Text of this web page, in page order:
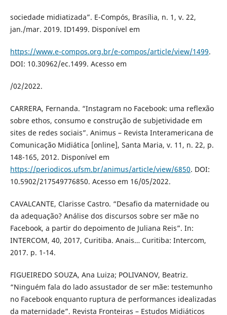
sociedade midiatizada”. E-Compós, Brasília, n. 1, v. 22,
jan./mar. 2019. ID1499. Disponível em
https://www.e-compos.org.br/e-compos/article/view/1499.
DOI: 10.30962/ec.1499. Acesso em
/02/2022.
CARRERA, Fernanda. “Instagram no Facebook: uma reflexão
sobre ethos, consumo e construção de subjetividade em
sites de redes sociais”. Animus – Revista Interamericana de
Comunicação Midiática [online], Santa Maria, v. 11, n. 22, p.
148-165, 2012. Disponível em
https://periodicos.ufsm.br/animus/article/view/6850. DOI:
10.5902/217549776850. Acesso em 16/05/2022.
CAVALCANTE, Clarisse Castro. “Desafio da maternidade ou
da adequação? Análise dos discursos sobre ser mãe no
Facebook, a partir do depoimento de Juliana Reis”. In:
INTERCOM, 40, 2017, Curitiba. Anais… Curitiba: Intercom,
2017. p. 1-14.
FIGUEIREDO SOUZA, Ana Luiza; POLIVANOV, Beatriz.
“Ninguém fala do lado assustador de ser mãe: testemunho
no Facebook enquanto ruptura de performances idealizadas
da maternidade”. Revista Fronteiras – Estudos Midiáticos